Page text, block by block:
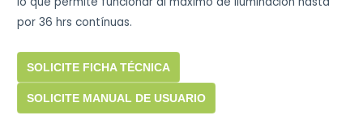
por 36 hrs contínuas.
SOLICITE FICHA TÉCNICA
SOLICITE MANUAL DE USUARIO